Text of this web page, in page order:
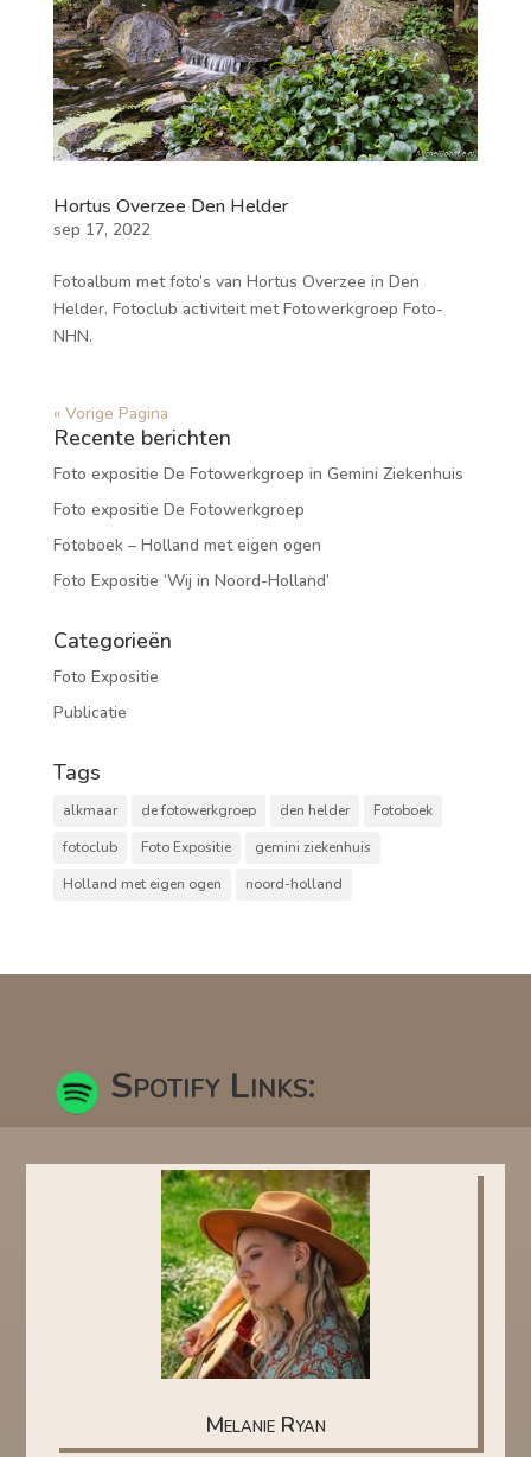
Hortus Overzee Den Helder
sep 17, 2022
Fotoalbum met foto’s van Hortus Overzee in Den
Helder. Fotoclub activiteit met Fotowerkgroep Foto-
NHN.
« Vorige Pagina
Recente berichten
Foto expositie De Fotowerkgroep in Gemini Ziekenhuis
Foto expositie De Fotowerkgroep
Fotoboek – Holland met eigen ogen
Foto Expositie ‘Wij in Noord-Holland’
Categorieën
Foto Expositie
Publicatie
Tags
alkmaar de fotowerkgroep den helder
Fotoboek
fotoclub
Foto Expositie
gemini ziekenhuis
Holland met eigen ogen
noord-holland
Spotify Links:
Melanie Ryan